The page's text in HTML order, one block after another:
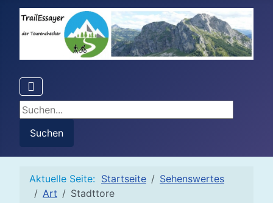
Suchen...
Suchen
Aktuelle Seite: Startseite
Sehenswertes
Art
Stadttore